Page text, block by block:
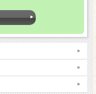
種として知られています。
します！
、身の柔らかさが違いま